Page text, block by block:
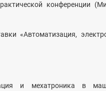
конференции
«Автоматизация,
и мехатроника в